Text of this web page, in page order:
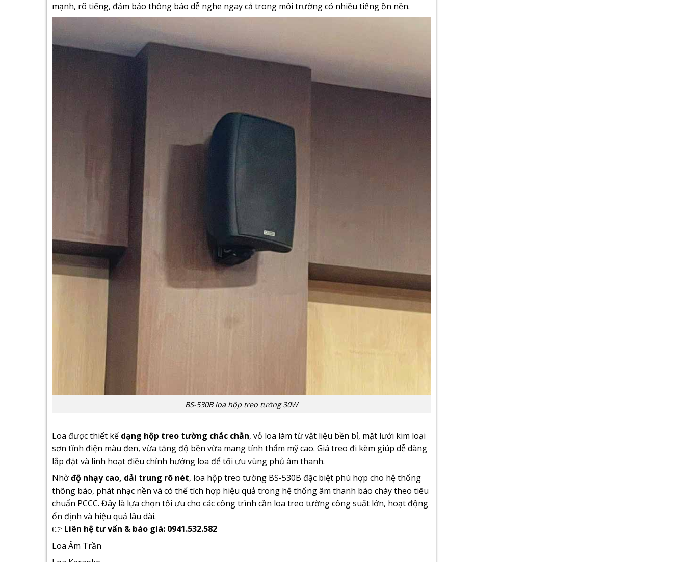
mạnh, rõ tiếng, đảm bảo thông báo dễ nghe ngay cả trong môi trường có nhiều tiếng ồn nền.
BS-530B loa hộp treo tường 30W
Loa được thiết kế dạng hộp treo tường chắc chắn, vỏ loa làm từ vật liệu bền bỉ, mặt lưới kim loại
sơn tĩnh điện màu đen, vừa tăng độ bền vừa mang tính thẩm mỹ cao. Giá treo đi kèm giúp dễ dàng
lắp đặt và linh hoạt điều chỉnh hướng loa để tối ưu vùng phủ âm thanh.
Nhờđộ nhạy cao, dải trung rõ nét, loa hộp treo tường BS-530B đặc biệt phù hợp cho hệ thống
thông báo, phát nhạc nền và có thể tích hợp hiệu quả trong hệ thống âm thanh báo cháy theo tiêu
chuẩn PCCC. Đây là lựa chọn tối ưu cho các công trình cần loa treo tường công suất lớn, hoạt động
ổn định và hiệu quả lâu dài.
👉 Liên hệ tư vấn & báo giá: 0941.532.582
Loa Âm Trần